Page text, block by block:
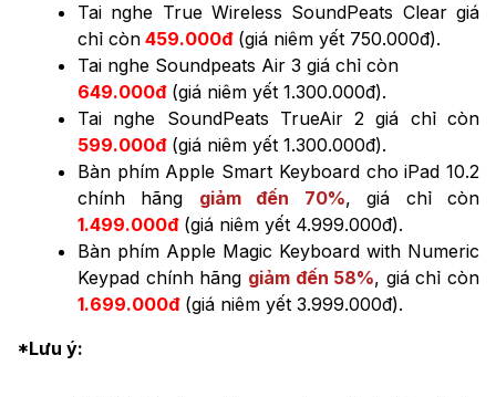
Tai nghe True Wireless SoundPeats Clear giá
chỉ còn 459.000đ(giá niêm yết 750.000đ).
Tai nghe Soundpeats Air 3 giá chỉ còn
649.000đ(giá niêm yết 1.300.000đ).
Tai nghe SoundPeats TrueAir 2 giá chỉ còn
599.000đ(giá niêm yết 1.300.000đ).
Bàn phím Apple Smart Keyboard cho iPad 10.2
chính hãng giảm đến 70%, giá chỉ còn
1.499.000đ(giá niêm yết 4.999.000đ).
Bàn phím Apple Magic Keyboard with Numeric
Keypad chính hãng giảm đến 58%, giá chỉ còn
1.699.000đ(giá niêm yết 3.999.000đ).
*Lưu ý: